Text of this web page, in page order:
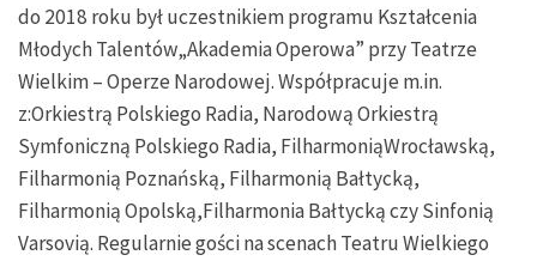
do 2018 roku był uczestnikiem programu Kształcenia
Młodych Talentów„Akademia Operowa” przy Teatrze
Wielkim – Operze Narodowej. Współpracuje m.in.
z:Orkiestrą Polskiego Radia, Narodową Orkiestrą
Symfoniczną Polskiego Radia, FilharmoniąWrocławską,
Filharmonią Poznańską, Filharmonią Bałtycką,
Filharmonią Opolską,Filharmonia Bałtycką czy Sinfonią
Varsovią. Regularnie gości na scenach Teatru Wielkiego